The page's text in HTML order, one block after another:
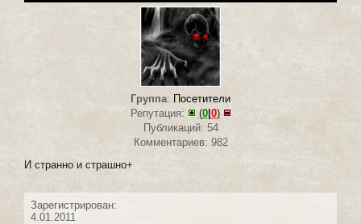
Группа: Посетители
Репутация:
(0| 0)
Публикаций: 54
Комментариев: 982
И странно и страшно+
Зарегистрирован:
4.01.2011